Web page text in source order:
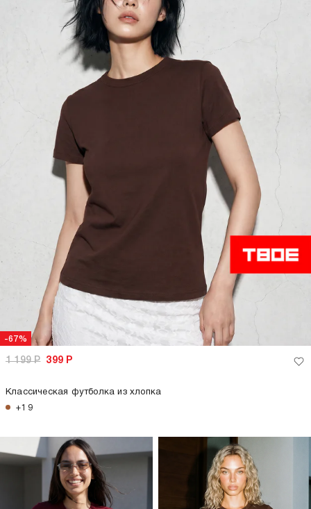
-67%
1 199Р 399 Р
Классическая футболка из хлопка
+19